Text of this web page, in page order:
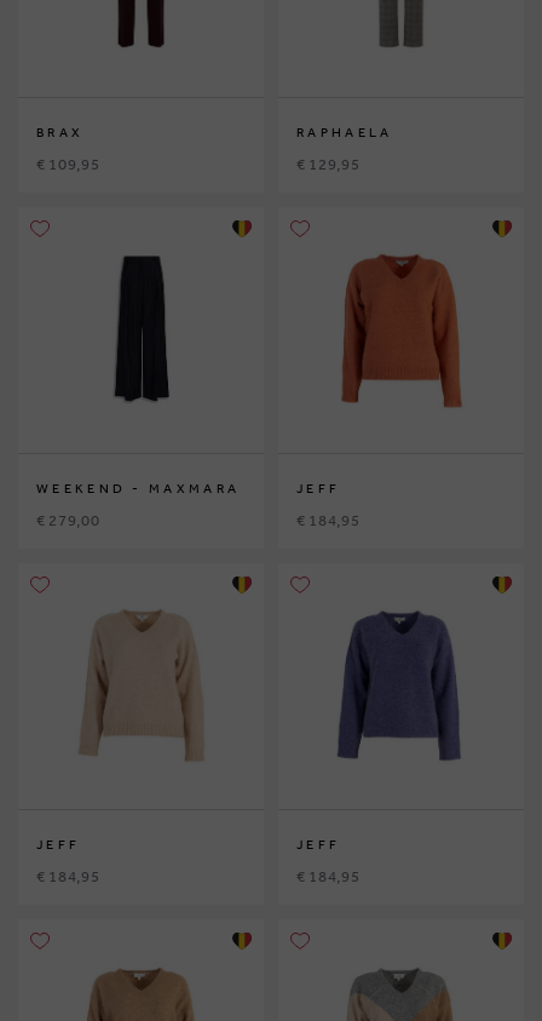
BRAX
€ 109,95
RAPHAELA
€ 129,95
WEEKEND - MAXMARA
€ 279,00
JEFF
€ 184,95
JEFF
€ 184,95
JEFF
€ 184,95